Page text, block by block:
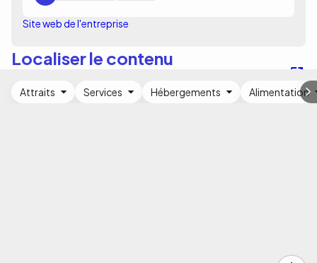
Site web de l'entreprise
Localiser le contenu
Attraits Services Hébergements Alimentation